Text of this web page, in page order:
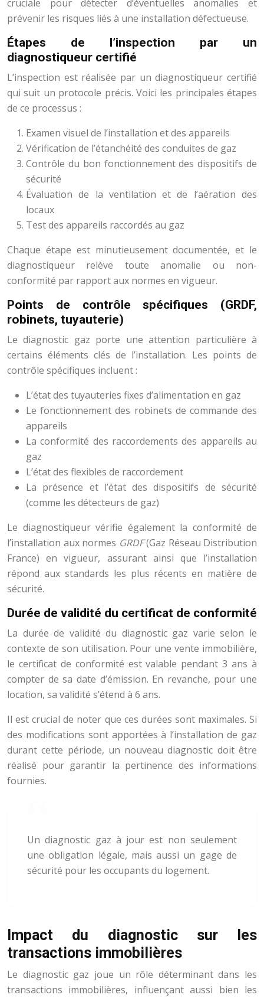
cruciale pour détecter d’éventuelles anomalies et
prévenir les risques liés à une installation défectueuse.
Étapes de l’inspection par un
diagnostiqueur certifié
L’inspection est réalisée par un diagnostiqueur certifié
qui suit un protocole précis. Voici les principales étapes
de ce processus :
Examen visuel de l’installation et des appareils
Vérification de l’étanchéité des conduites de gaz
Contrôle du bon fonctionnement des dispositifs de
sécurité
Évaluation de la ventilation et de l’aération des
locaux
Test des appareils raccordés au gaz
Chaque étape est minutieusement documentée, et le
diagnostiqueur relève toute anomalie ou non-
conformité par rapport aux normes en vigueur.
Points de contrôle spécifiques (GRDF,
robinets, tuyauterie)
Le diagnostic gaz porte une attention particulière à
certains éléments clés de l’installation. Les points de
contrôle spécifiques incluent :
L’état des tuyauteries fixes d’alimentation en gaz
Le fonctionnement des robinets de commande des
appareils
La conformité des raccordements des appareils au
gaz
L’état des flexibles de raccordement
La présence et l’état des dispositifs de sécurité
(comme les détecteurs de gaz)
Le diagnostiqueur vérifie également la conformité de
l’installation aux normes GRDF(Gaz Réseau Distribution
France) en vigueur, assurant ainsi que l’installation
répond aux standards les plus récents en matière de
sécurité.
Durée de validité du certificat de conformité
La durée de validité du diagnostic gaz varie selon le
contexte de son utilisation. Pour une vente immobilière,
le certificat de conformité est valable pendant 3 ans à
compter de sa date d’émission. En revanche, pour une
location, sa validité s’étend à 6 ans.
Il est crucial de noter que ces durées sont maximales. Si
des modifications sont apportées à l’installation de gaz
durant cette période, un nouveau diagnostic doit être
réalisé pour garantir la pertinence des informations
fournies.
Un diagnostic gaz à jour est non seulement
une obligation légale, mais aussi un gage de
sécurité pour les occupants du logement.
Impact du diagnostic sur les
transactions immobilières
Le diagnostic gaz joue un rôle déterminant dans les
transactions immobilières, influençant aussi bien les